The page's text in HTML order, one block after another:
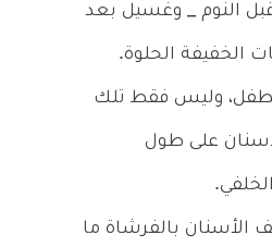
النوم _ وغسيل بعد
الخفيفة الحلوة.
وليس فقط تلك
على طول
الأسنان بالفرشاة ما